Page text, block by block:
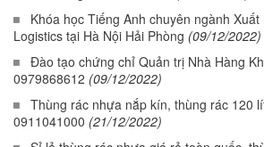
Khóa học Tiếng Anh chuyên ngành
Logistics tại Hà Nội Hải Phòng (09/12/2022)
Đào tạo chứng chỉ Quản trị Nhà Hàng
0979868612 (09/12/2022)
Thùng rác nhựa nắp kín, thùng rác 120
0911041000 (21/12/2022)